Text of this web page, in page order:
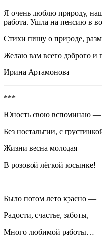
Я очень люблю природу,
работа. Ушла на пенсию в
Стихи пишу о природе,
Желаю вам всего доброго и
Ирина Артамонова
***
Юность свою вспоминаю —
Без ностальгии, с
Жизни весна молодая
В розовой лёгкой косынке!
Было потом лето красно —
Радости, счастье, заботы,
Много любимой работы…